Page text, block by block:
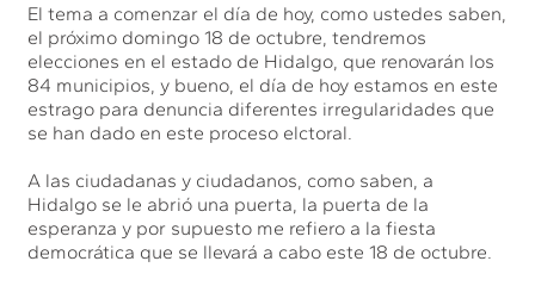
El tema a comenzar el día de hoy, como ustedes saben,
el próximo domingo 18 de octubre, tendremos
elecciones en el estado de Hidalgo, que renovarán los
84 municipios, y bueno, el día de hoy estamos en este
estrago para denuncia diferentes irregularidades que
se han dado en este proceso elctoral.
A las ciudadanas y ciudadanos, como saben, a
Hidalgo se le abrió una puerta, la puerta de la
esperanza y por supuesto me refiero a la fiesta
democrática que se llevará a cabo este 18 de octubre.